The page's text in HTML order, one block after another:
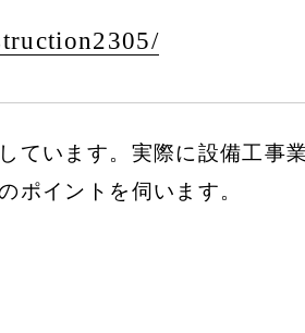
ています。実際に設備工事
ポイントを伺います。